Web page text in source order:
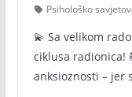
Psihološko
💫 Sa velikom
ciklusa radionica!
anksioznosti – jer